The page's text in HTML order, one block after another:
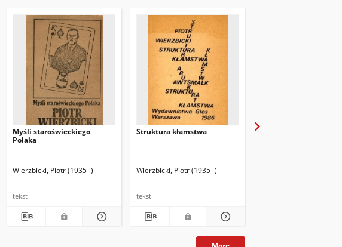
Myśli staroświeckiego
Polaka
Wierzbicki, Piotr (1935- )
tekst
Struktura kłamstwa
Wierzbicki, Piotr (1935- )
tekst